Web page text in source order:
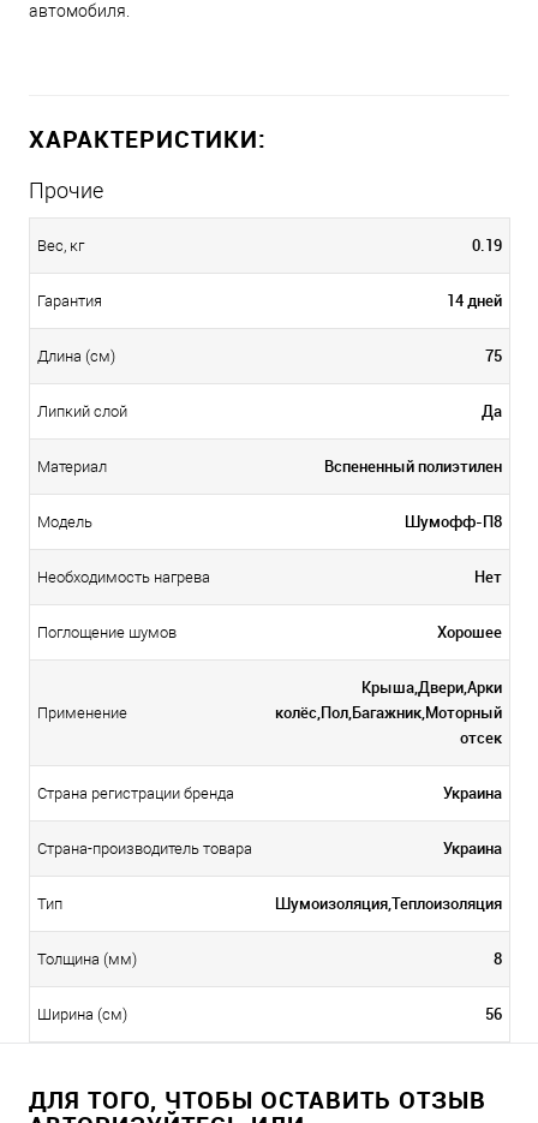
автомобиля.
ХАРАКТЕРИСТИКИ:
Прочие
Вес, кг 0.19
Гарантия 14 дней
Длина (см) 75
Липкий слой Да
Материал Вспененный полиэтилен
Модель Шумофф-П8
Необходимость нагрева Нет
Поглощение шумов Хорошее
Применение
Крыша,Двери,Арки
колёс,Пол,Багажник,Моторный
отсек
Страна регистрации бренда Украина
Страна-производитель товара Украина
Тип Шумоизоляция,Теплоизоляция
Толщина (мм) 8
Ширина (см) 56
ДЛЯ ТОГО, ЧТОБЫ ОСТАВИТЬ ОТЗЫВ